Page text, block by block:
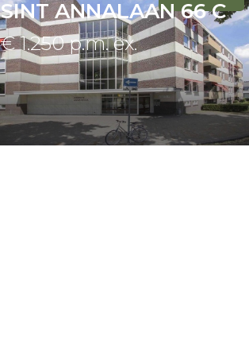
SINT ANNALAAN 66 C
€ 1.250 p.m. ex.
Aanbod